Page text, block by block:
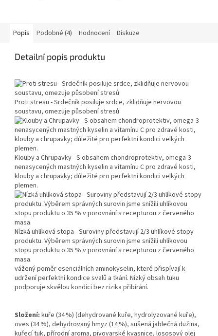
Popis Podobné (4) Hodnocení Diskuze
Detailní popis produktu
Proti stresu - Srdečník posiluje srdce, zklidňuje nervovou
soustavu, omezuje působení stresů
Klouby a Chrupavky - S obsahem chondroprotektiv, omega-3
nenasycených mastných kyselin a vitamínu C pro zdravé kosti,
klouby a chrupavky; důležité pro perfektní kondici velkých
plemen.
Nízká uhlíková stopa - Suroviny představují 2/3 uhlíkové stopy
produktu. Výběrem správných surovin jsme snížili uhlíkovou
stopu produktu o 35 % v porovnání s recepturou z červeného
masa.
vážený poměr esenciálních aminokyselin, které přispívají k
udržení perfektní kondice svalů a tkání. Nízký obsah tuku
podporuje skvělou kondici bez rizika přibírání.
Složení: kuře (34 %) (dehydrované kuře, hydrolyzované kuře),
oves (34 %), dehydrovaný hmyz (14 %), sušená jablečná dužina,
kuřecí tuk, přírodní aroma, pivovarské kvasnice, lososový olej